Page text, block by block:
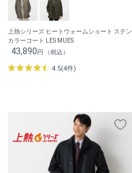
上熱シリーズ ヒートウォームショート ステン
カラーコート LES MUES
43,890円 （税込）
4.5(4件)